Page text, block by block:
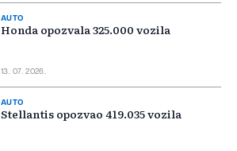
AUTO
Honda opozvala 325.000 vozila
13. 07. 2026.
AUTO
Stellantis opozvao 419.035 vozila